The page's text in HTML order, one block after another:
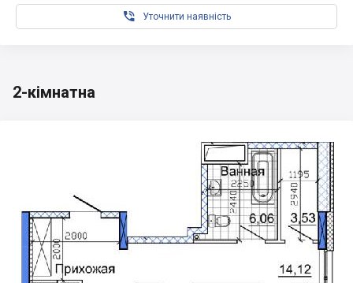
 Уточнити наявність
2-кімнатна